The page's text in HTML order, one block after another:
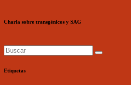
Charla sobre transgénicos y SAG
Etiquetas